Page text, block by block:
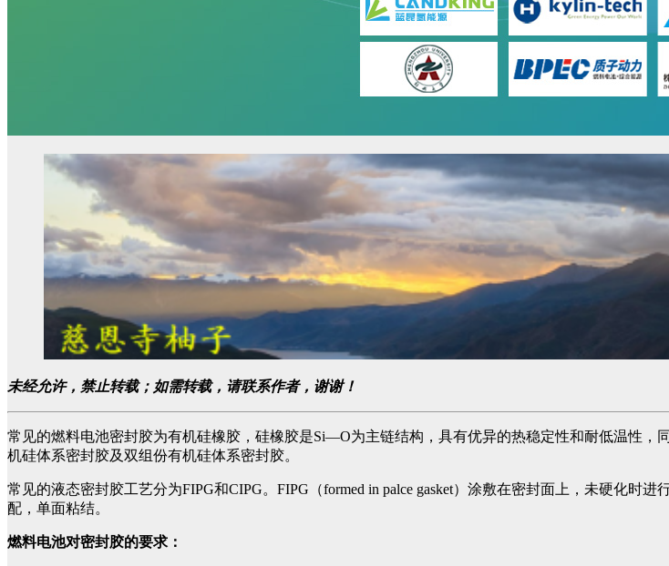
未经允许，禁止转载；如需转载，请联系作者，谢谢！
常见的燃料电池密封胶为有机硅橡胶，硅橡胶是Si—O为主链结构，具有优异的热稳定性和耐低温性
机硅体系密封胶及双组份有机硅体系密封胶。
常见的液态密封胶工艺分为FIPG和CIPG。FIPG（formed in palce gasket）涂敷在密封面上，未硬化时
配，单面粘结。
燃料电池对密封胶的要求：